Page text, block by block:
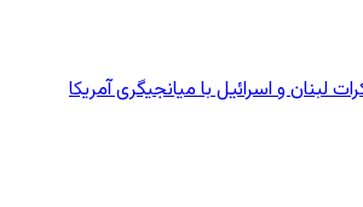
لبنان و اسرائیل با میانجیگری آمریکا